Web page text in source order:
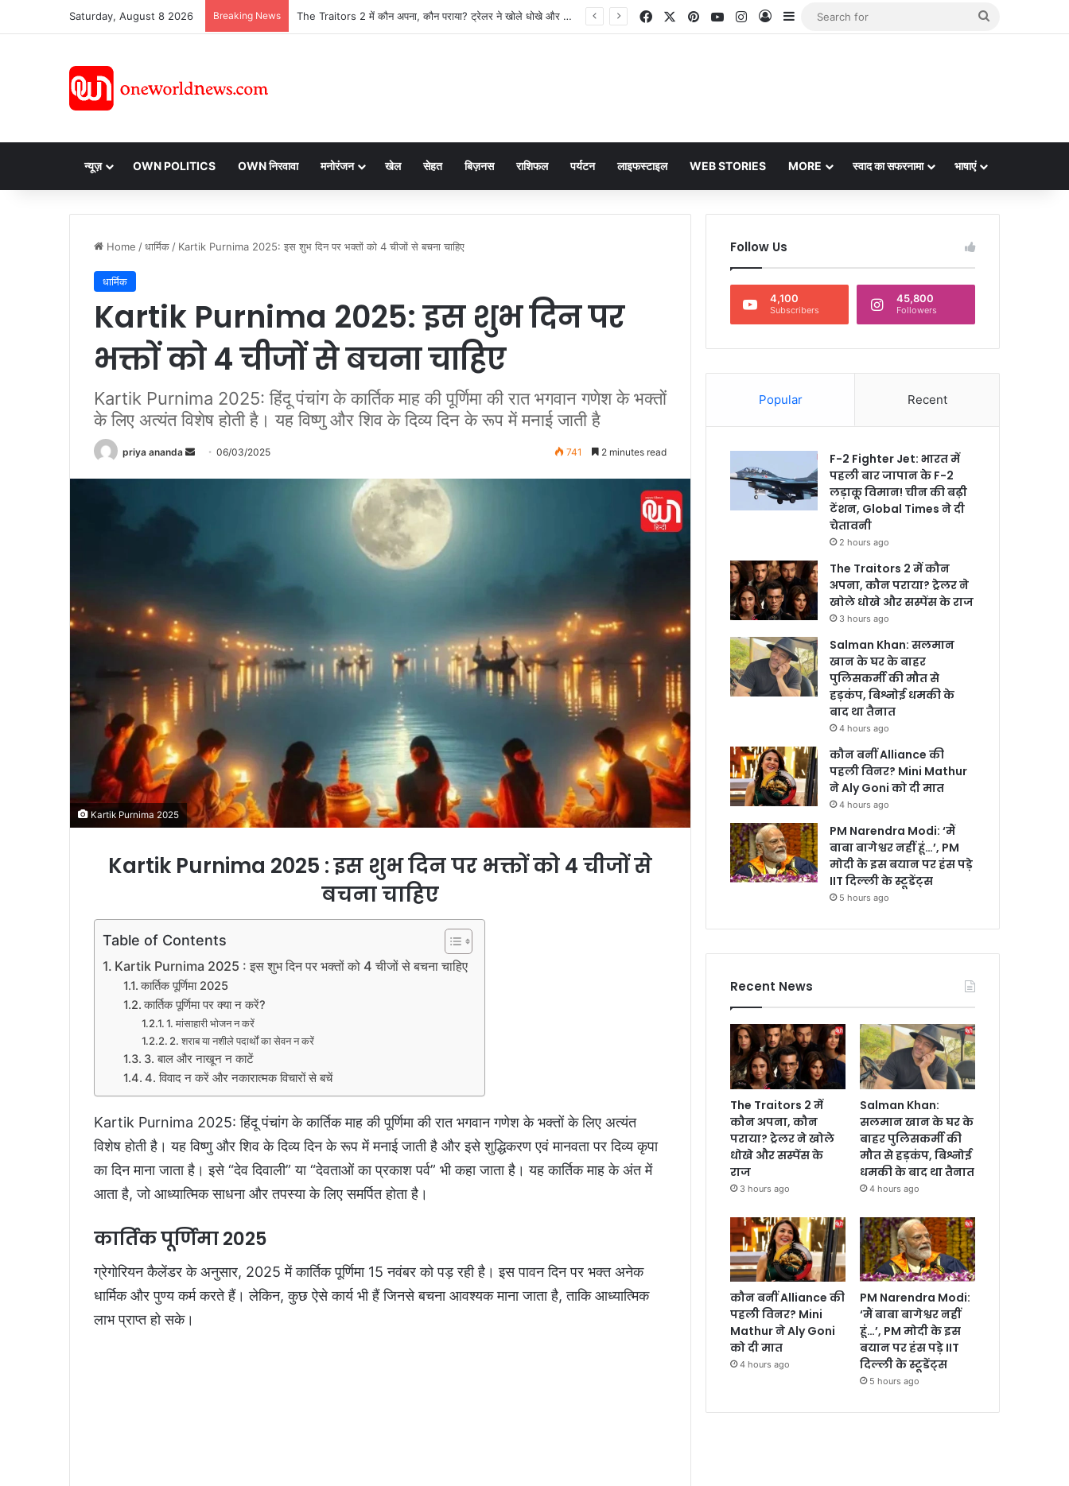
Saturday, August 8 2026 Breaking News The Traitors 2 में कौन अपना, कौन पराया? ट्रेलर ने खोले धोखे और सस्पेंस के राज FacebookPinterestYouTubeInstagram
Log InSidebar
न्यूज़ OWN POLITICS OWN निरवावा मनोरंजन खेल सेहत बिज़नस राशिफल पर्यटन लाइफस्टाइल WEB STORIES MORE स्वाद का सफरनामा भाषाएं
Home /धार्मिक / Kartik Purnima 2025: इस शुभ दिन पर भक्तों को 4 चीजों से बचना चाहिए
धार्मिक
Kartik Purnima 2025: इस शुभ दिन पर
भक्तों को 4 चीजों से बचना चाहिए
Kartik Purnima 2025: हिंदू पंचांग के कार्तिक माह की पूर्णिमा की रात भगवान गणेश के भक्तों
के लिए अत्यंत विशेष होती है। यह विष्णु और शिव के दिव्य दिन के रूप में मनाई जाती है
priya ananda
i
l
06/03/2025 741 2 minutes read
Kartik Purnima 2025
Kartik Purnima 2025 : इस शुभ दिन पर भक्तों को 4 चीजों से
बचना चाहिए
Table of Contents
Kartik Purnima 2025 : इस शुभ दिन पर भक्तों को 4 चीजों से बचना चाहिए
कार्तिक पूर्णिमा 2025
कार्तिक पूर्णिमा पर क्या न करें?
1. मांसाहारी भोजन न करें
2. शराब या नशीले पदार्थों का सेवन न करें
3. बाल और नाखून न काटें
4. विवाद न करें और नकारात्मक विचारों से बचें
Kartik Purnima 2025: हिंदू पंचांग के कार्तिक माह की पूर्णिमा की रात भगवान गणेश के भक्तों के लिए अत्यंत
विशेष होती है। यह विष्णु और शिव के दिव्य दिन के रूप में मनाई जाती है और इसे शुद्धिकरण एवं मानवता पर दिव्य कृपा
का दिन माना जाता है। इसे “देव दिवाली” या “देवताओं का प्रकाश पर्व” भी कहा जाता है। यह कार्तिक माह के अंत में
आता है, जो आध्यात्मिक साधना और तपस्या के लिए समर्पित होता है।
कार्तिक पूर्णिमा 2025
ग्रेगोरियन कैलेंडर के अनुसार, 2025 में कार्तिक पूर्णिमा 15 नवंबर को पड़ रही है। इस पावन दिन पर भक्त अनेक
धार्मिक और पुण्य कर्म करते हैं। लेकिन, कुछ ऐसे कार्य भी हैं जिनसे बचना आवश्यक माना जाता है, ताकि आध्यात्मिक
लाभ प्राप्त हो सके।
Follow Us
4,100
Subscribers
45,800
Followers
Popular Recent
F-2 Fighter Jet: भारत में
पहली बार जापान के F-2
लड़ाकू विमान! चीन की बढ़ी
टेंशन, Global Times ने दी
चेतावनी
2 hours ago
The Traitors 2 में कौन
अपना, कौन पराया? ट्रेलर ने
खोले धोखे और सस्पेंस के राज
3 hours ago
Salman Khan: सलमान
खान के घर के बाहर
पुलिसकर्मी की मौत से
हड़कंप, बिश्नोई धमकी के
बाद था तैनात
4 hours ago
कौन बनीं Alliance की
पहली विनर? Mini Mathur
ने Aly Goni को दी मात
4 hours ago
PM Narendra Modi: ‘मैं
बाबा बागेश्वर नहीं हूं…’, PM
मोदी के इस बयान पर हंस पड़े
IIT दिल्ली के स्टूडेंट्स
5 hours ago
Recent News
The Traitors 2 में
कौन अपना, कौन
पराया? ट्रेलर ने खोले
धोखे और सस्पेंस के
राज
3 hours ago
Salman Khan:
सलमान खान के घर के
बाहर पुलिसकर्मी की
मौत से हड़कंप, बिश्नोई
धमकी के बाद था तैनात
4 hours ago
कौन बनीं Alliance की
पहली विनर? Mini
Mathur ने Aly Goni
को दी मात
4 hours ago
PM Narendra Modi:
‘मैं बाबा बागेश्वर नहीं
हूं…’, PM मोदी के इस
बयान पर हंस पड़े IIT
दिल्ली के स्टूडेंट्स
5 hours ago